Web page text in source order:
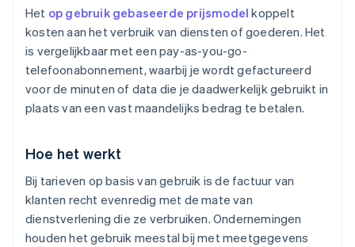
Het op gebruik gebaseerde prijsmodel koppelt
kosten aan het verbruik van diensten of goederen. Het
is vergelijkbaar met een pay-as-you-go-
telefoonabonnement, waarbij je wordt gefactureerd
voor de minuten of data die je daadwerkelijk gebruikt in
plaats van een vast maandelijks bedrag te betalen.
Hoe het werkt
Bij tarieven op basis van gebruik is de factuur van
klanten recht evenredig met de mate van
dienstverlening die ze verbruiken. Ondernemingen
houden het gebruik meestal bij met meetgegevens